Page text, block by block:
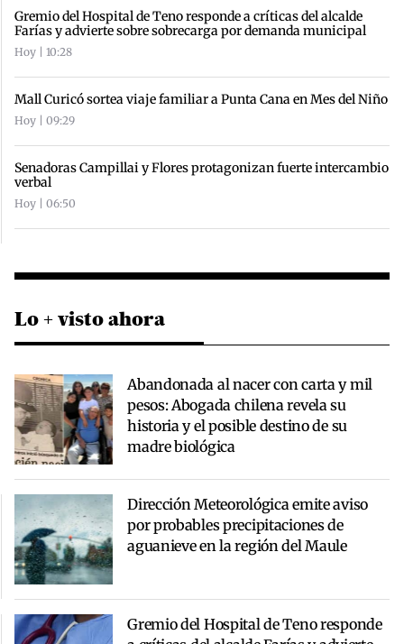
Gremio del Hospital de Teno responde a críticas del alcalde
Farías y advierte sobre sobrecarga por demanda municipal
Hoy | 10:28
Mall Curicó sortea viaje familiar a Punta Cana en Mes del Niño
Hoy | 09:29
Senadoras Campillai y Flores protagonizan fuerte intercambio
verbal
Hoy | 06:50
Lo + visto ahora
Abandonada al nacer con carta y mil
pesos: Abogada chilena revela su
historia y el posible destino de su
madre biológica
Dirección Meteorológica emite aviso
por probables precipitaciones de
aguanieve en la región del Maule
Gremio del Hospital de Teno responde